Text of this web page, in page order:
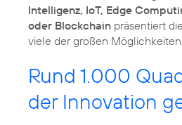
Intelligenz, IoT, Edge
oder Blockchain präsentiert
viele der großen
Rund 1.000
der Innovation